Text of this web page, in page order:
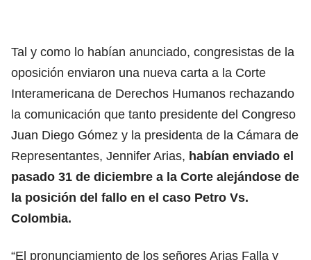
Tal y como lo habían anunciado, congresistas de la
oposición enviaron una nueva carta a la Corte
Interamericana de Derechos Humanos rechazando
la comunicación que tanto presidente del Congreso
Juan Diego Gómez y la presidenta de la Cámara de
Representantes, Jennifer Arias, habían enviado el
pasado 31 de diciembre a la Corte alejándose de
la posición del fallo en el caso Petro Vs.
Colombia.
“El pronunciamiento de los señores Arias Falla y